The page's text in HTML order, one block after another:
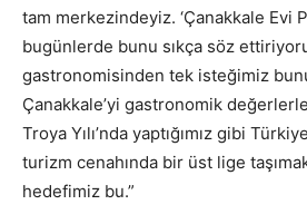
tam merkezindeyiz. ‘Çanakkale Evi
bugünlerde bunu sıkça söz
gastronomisinden tek isteğimiz
Çanakkale’yi gastronomik
Troya Yılı’nda yaptığımız gibi
turizm cenahında bir üst lige
hedefimiz bu.”